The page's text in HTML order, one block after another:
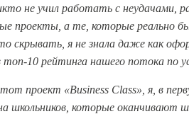
не учил работать с неудачами,
проекты, а те, которые реально
скрывать, я не знала даже как
топ-10 рейтинга нашего потока по
проект «Business Class», я, в
школьников, которые оканчивают